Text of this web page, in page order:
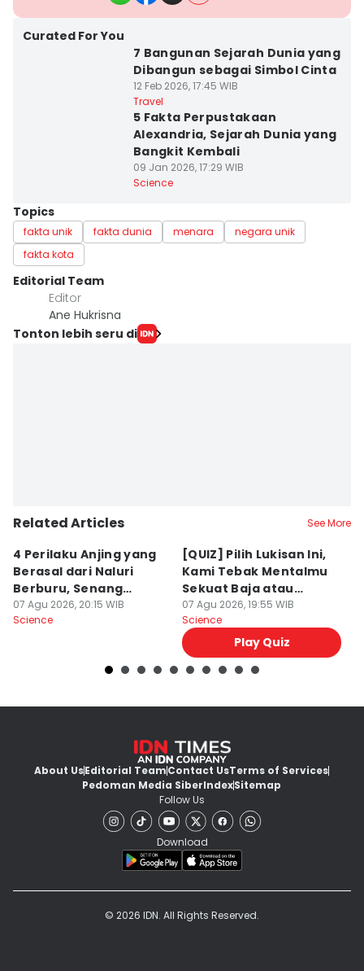
Curated For You
7 Bangunan Sejarah Dunia yang
Dibangun sebagai Simbol Cinta
12 Feb 2026, 17:45 WIB
Travel
5 Fakta Perpustakaan
Alexandria, Sejarah Dunia yang
Bangkit Kembali
09 Jan 2026, 17:29 WIB
Science
Topics
fakta unik fakta dunia menara
negara unik
fakta kota
Editorial Team
Editor
Ane Hukrisna
Tonton lebih seru di
Related Articles See More
4 Perilaku Anjing yang
Berasal dari Naluri
Berburu, Senang
Mengejar!
07 Agu 2026, 20:15 WIB
Science
[QUIZ] Pilih Lukisan Ini,
Kami Tebak Mentalmu
Sekuat Baja atau
Sebaliknya
07 Agu 2026, 19:55 WIB
Science
Play Quiz
About UsEditorial TeamContact UsTerms of Services
Pedoman Media SiberIndexSitemap
Follow Us
Download
© 2026 IDN. All Rights Reserved.